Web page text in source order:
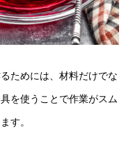
ためには、材料だけでな
を使うことで作業がスム
す。